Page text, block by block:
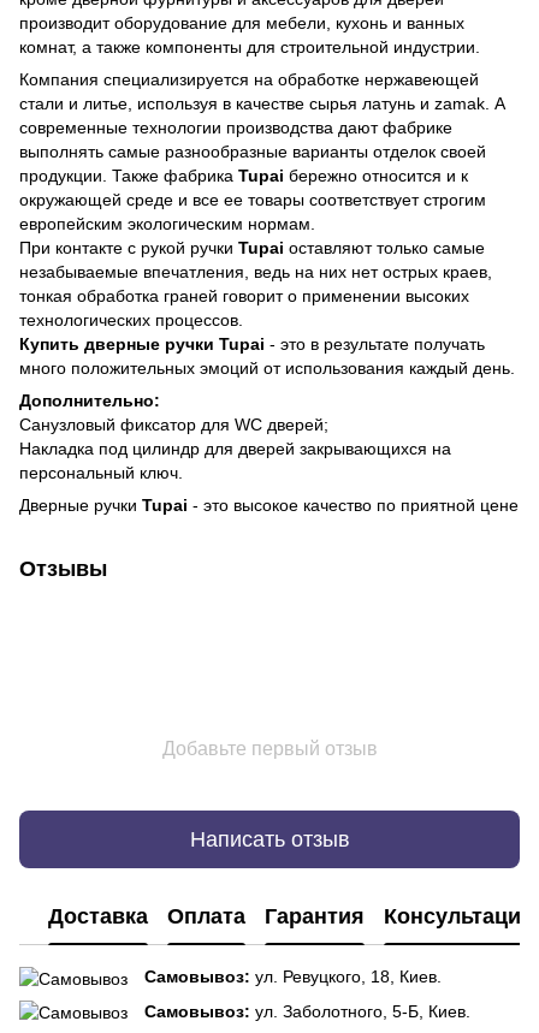
производит оборудование для мебели, кухонь и ванных
комнат, а также компоненты для строительной индустрии.
Компания специализируется на обработке нержавеющей
стали и литье, используя в качестве сырья латунь и zamak. А
современные технологии производства дают фабрике
выполнять самые разнообразные варианты отделок своей
продукции. Также фабрика Tupai бережно относится и к
окружающей среде и все ее товары соответствует строгим
европейским экологическим нормам.
При контакте с рукой ручки Tupai оставляют только самые
незабываемые впечатления, ведь на них нет острых краев,
тонкая обработка граней говорит о применении высоких
технологических процессов.
Купить дверные ручки Tupai - это в результате получать
много положительных эмоций от использования каждый день.
Дополнительно:
Санузловый фиксатор для WC дверей;
Накладка под цилиндр для дверей закрывающихся на
персональный ключ.
Дверные ручки Tupai - это высокое качество по приятной цене
Отзывы
Добавьте первый отзыв
Написать отзыв
Доставка Оплата Гарантия Консультация
Самовывоз: ул. Ревуцкого, 18, Киев.
Самовывоз: ул. Заболотного, 5-Б, Киев.